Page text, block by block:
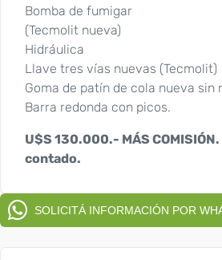
Bomba de fumigar
(Tecmolit nueva)
Hidráulica
Llave tres vías nuevas (Tecmolit)
Goma de patín de cola nueva sin
Barra redonda con picos.
U$S 130.000.- MÁS
contado.
SOLICITÁ INFORMACIÓN POR